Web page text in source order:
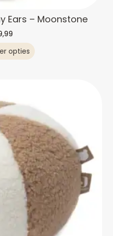
Ears – Moonstone
opties